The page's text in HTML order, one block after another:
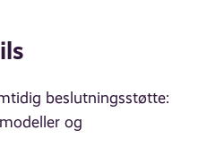
beslutningsstøtte:
og